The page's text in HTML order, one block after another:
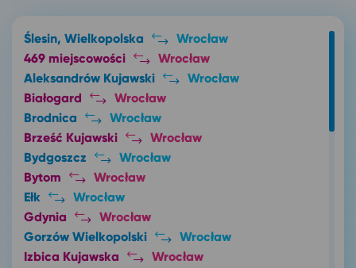
Ślesin, Wielkopolska
Wrocław
469 miejscowości
Wrocław
Aleksandrów Kujawski
Wrocław
Białogard
Wrocław
Brodnica
Wrocław
Brześć Kujawski
Wrocław
Bydgoszcz
Wrocław
Bytom
Wrocław
Ełk
Wrocław
Gdynia
Wrocław
Gorzów Wielkopolski
Wrocław
Izbica Kujawska
Wrocław